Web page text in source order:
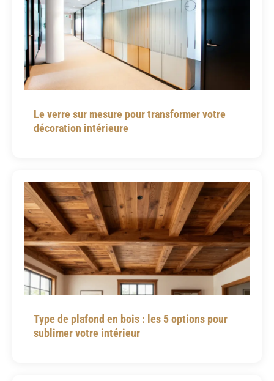
Le verre sur mesure pour transformer votre
décoration intérieure
Type de plafond en bois : les 5 options pour
sublimer votre intérieur